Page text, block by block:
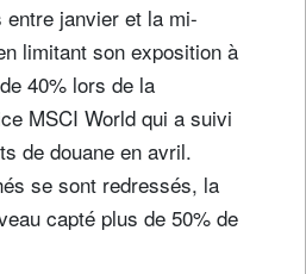
janvier et la mi-
limitant son exposition à
40% lors de la
MSCI World qui a suivi
de douane en avril.
se sont redressés, la
capté plus de 50% de